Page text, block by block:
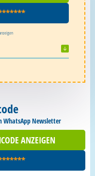
Newsletter
ANZEIGEN